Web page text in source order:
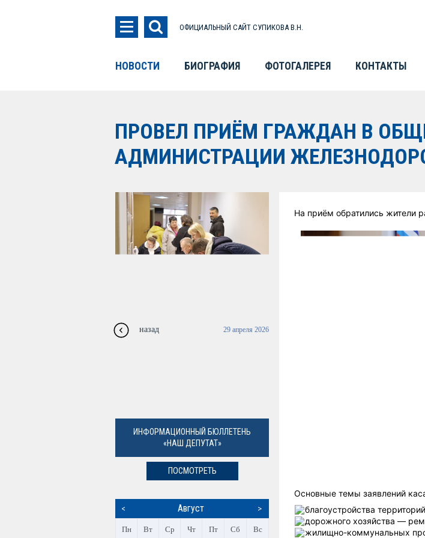
ОФИЦИАЛЬНЫЙ САЙТ СУПИКОВА В.Н.
НОВОСТИ БИОГРАФИЯ ФОТОГАЛЕРЕЯ КОНТАКТЫ
ПРОВЕЛ ПРИЁМ ГРАЖДАН В
АДМИНИСТРАЦИИ
назад 29 апреля 2026
ИНФОРМАЦИОННЫЙ БЮЛЛЕТЕНЬ
«НАШ ДЕПУТАТ»
ПОСМОТРЕТЬ
< >
Август
Пн Вт Ср Чт Пт Сб Вс
На приём обратились жители
Основные темы заявлений
благоустройства
дорожного хозяйства —
жилищно-коммунальных